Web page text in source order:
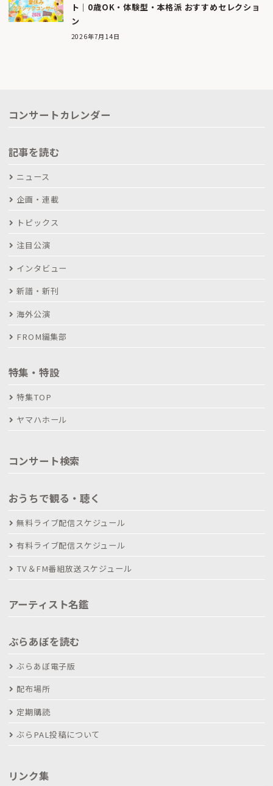
ト｜0歳OK・体験型・本格派 おすすめセレクショ
ン
2026年7月14日
コンサートカレンダー
記事を読む
ニュース
企画・連載
トピックス
注目公演
インタビュー
新譜・新刊
海外公演
FROM編集部
特集・特設
特集TOP
ヤマハホール
コンサート検索
おうちで観る・聴く
無料ライブ配信スケジュール
有料ライブ配信スケジュール
TV＆FM番組放送スケジュール
アーティスト名鑑
ぶらあぼを読む
ぶらあぼ電子版
配布場所
定期購読
ぶらPAL投稿について
リンク集